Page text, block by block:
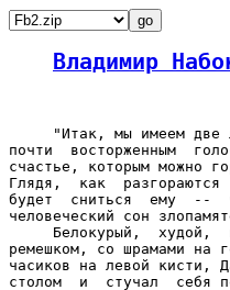
Владимир